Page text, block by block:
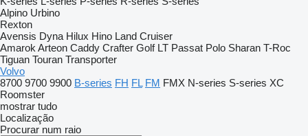
Alpino Urbino
Rexton
Avensis Dyna Hilux Hino Land Cruiser
Amarok Arteon Caddy Crafter Golf LT Passat Polo Sharan T-Roc
Tiguan Touran Transporter
Volvo
8700 9700 9900 B-series FH FL FM FMX N-series S-series XC
Roomster
mostrar tudo
Localização
Procurar num raio